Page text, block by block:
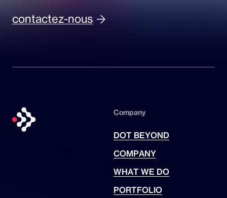
contactez-nous
Company
DOT BEYOND
COMPANY
WHAT WE DO
PORTFOLIO